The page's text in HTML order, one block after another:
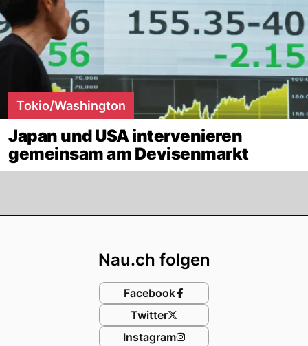
Tokio/Washington
Japan und USA intervenieren
gemeinsam am Devisenmarkt
Nau.ch folgen
Facebook
Twitter
Instagram